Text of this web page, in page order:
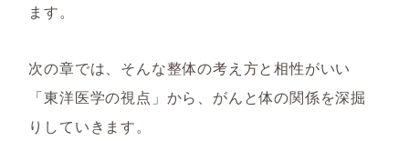
ます。
次の章では、そんな整体の考え方と相性がいい
「東洋医学の視点」から、がんと体の関係を深掘
りしていきます。